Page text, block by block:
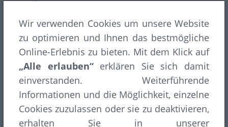
Rechtliches
Impressum
Disclaimer
Datenschutzerklärung
Bildnachweis
Blog-Archiv
Blog 2025
Blog 2024
Wir verwenden Cookies um unsere Website
zu optimieren und Ihnen das bestmögliche
Online-Erlebnis zu bieten. Mit dem Klick auf
„Alle erlauben“ erklären Sie sich damit
einverstanden. Weiterführende
Informationen und die Möglichkeit, einzelne
Cookies zuzulassen oder sie zu deaktivieren,
erhalten Sie in unserer